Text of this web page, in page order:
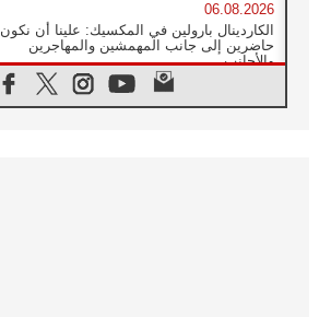
06.08.2026
الكاردينال بارولين في المكسيك: علينا أن نكون
حاضرين إلى جانب المهمشين والمهاجرين
والأجانب
البابا لاوُن الرابع عشر للشباب في أسيزي: